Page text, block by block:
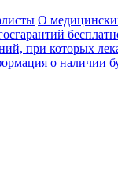
О
при которых
о наличии